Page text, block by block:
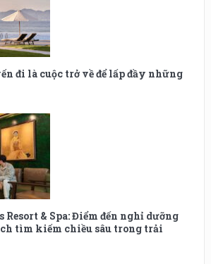
đi là cuộc trở về để lấp đầy những
Resort & Spa: Điểm đến nghỉ dưỡng
tìm kiếm chiều sâu trong trải